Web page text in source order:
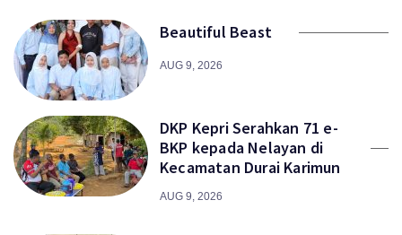
Beautiful Beast
AUG 9, 2026
DKP Kepri Serahkan 71 e-
BKP kepada Nelayan di
Kecamatan Durai Karimun
AUG 9, 2026